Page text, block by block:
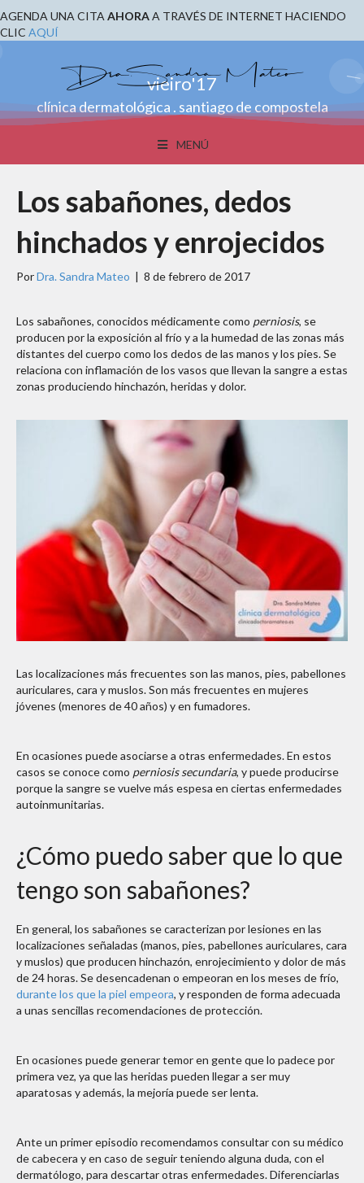
AGENDA UNA CITA AHORAA TRAVÉS DE INTERNET HACIENDO
CLIC AQUÍ
vieiro'17
clínica dermatológica . santiago de compostela
MENÚ
Los sabañones, dedos
hinchados y enrojecidos
PorDra. Sandra Mateo | 8 de febrero de 2017
Los sabañones, conocidos médicamente como perniosis, se
producen por la exposición al frío y a la humedad de las zonas más
distantes del cuerpo como los dedos de las manos y los pies. Se
relaciona con inflamación de los vasos que llevan la sangre a estas
zonas produciendo hinchazón, heridas y dolor.
Las localizaciones más frecuentes son las manos, pies, pabellones
auriculares, cara y muslos. Son más frecuentes en mujeres
jóvenes (menores de 40 años) y en fumadores.
En ocasiones puede asociarse a otras enfermedades. En estos
casos se conoce como perniosis secundaria, y puede producirse
porque la sangre se vuelve más espesa en ciertas enfermedades
autoinmunitarias.
¿Cómo puedo saber que lo que
tengo son sabañones?
En general, los sabañones se caracterizan por lesiones en las
localizaciones señaladas (manos, pies, pabellones auriculares, cara
y muslos) que producen hinchazón, enrojecimiento y dolor de más
de 24 horas. Se desencadenan o empeoran en los meses de frío,
durante los que la piel empeora, y responden de forma adecuada
a unas sencillas recomendaciones de protección.
En ocasiones puede generar temor en gente que lo padece por
primera vez, ya que las heridas pueden llegar a ser muy
aparatosas y además, la mejoría puede ser lenta.
Ante un primer episodio recomendamos consultar con su médico
de cabecera y en caso de seguir teniendo alguna duda, con el
dermatólogo, para descartar otras enfermedades. Diferenciarlas